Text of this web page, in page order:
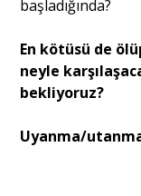
başladığında?
En kötüsü de
neyle
bekliyoruz?
Uyanma/